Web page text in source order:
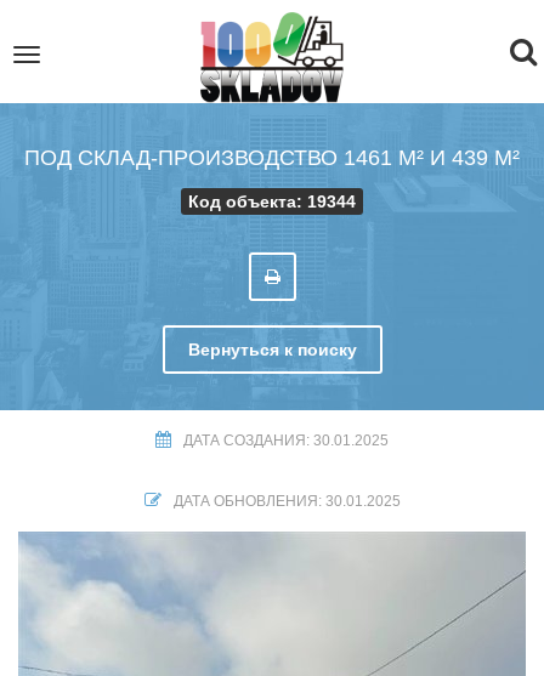
Toggle
ПОД СКЛАД-ПРОИЗВОДСТВО 1461 М² И 439 М²
Код объекта: 19344
Вернуться к поиску
ДАТА СОЗДАНИЯ: 30.01.2025
ДАТА ОБНОВЛЕНИЯ: 30.01.2025